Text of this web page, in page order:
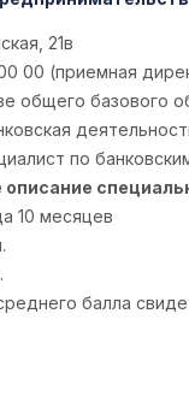
21в
00 (приемная
общего базового
по
10 месяцев
балла